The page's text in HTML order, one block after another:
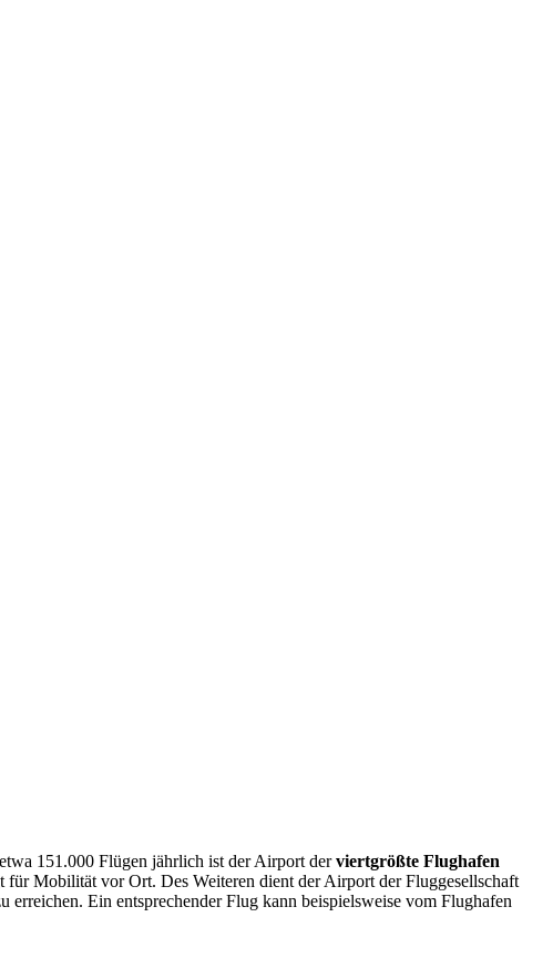
151.000 Flügen jährlich ist der Airport derviertgrößte Flughafen
Mobilität vor Ort. Des Weiteren dient der Airport der Fluggesellschaft
erreichen. Ein entsprechender Flug kann beispielsweise vom Flughafen